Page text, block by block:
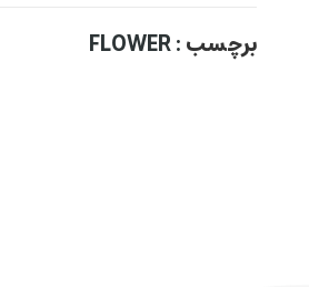
برچسب: FLOWER